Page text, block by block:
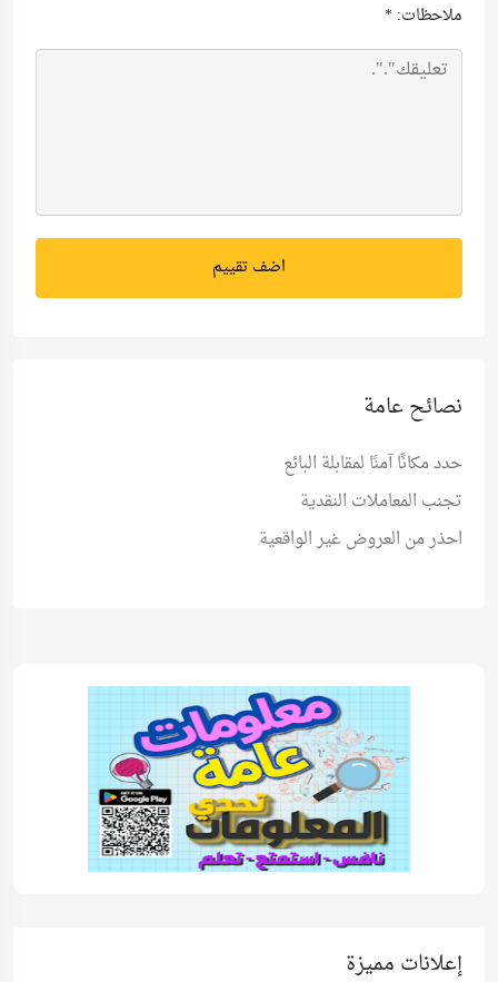
ملاحظات:*
اضف تقييم
نصائح عامة
حدد مكانًا آمنًا لمقابلة البائع
تجنب المعاملات النقدية
احذر من العروض غير الواقعية
إعلانات مميزة